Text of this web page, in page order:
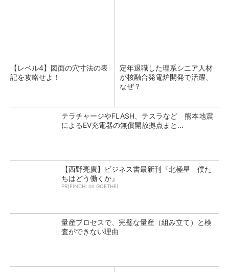
【レベル4】図面の穴寸法の表
記を攻略せよ！
定年退職した理系シニア人材
が核融合発電炉開発で活躍、
なぜ？
テラチャージやFLASH、テスラなど 熊本地震
によるEV充電器の無償開放拠点まと...
【西野亮廣】ビジネス書最新刊『北極星 僕た
ちはどう働くか』
PR(FINCHI on GOETHE)
量産プロセスで、完璧な量産（組み立て）と検
査ができない理由